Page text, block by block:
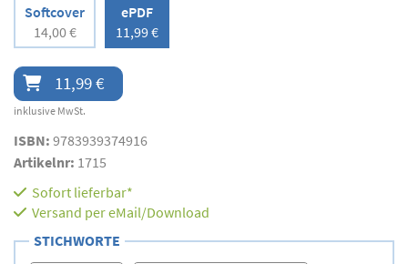
Softcover
14,00 €
ePDF
11,99 €
11,99 €
inklusive MwSt.
ISBN: 9783939374916
Artikelnr: 1715
Sofort lieferbar*
Versand per eMail/Download
STICHWORTE